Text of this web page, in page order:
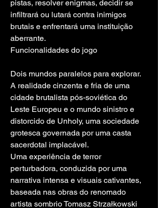
pistas, resolver enigmas, decidir se
infiltrará ou lutará contra inimigos
brutais e enfrentará uma instituição
aberrante.
Funcionalidades do jogo
Dois mundos paralelos para explorar.
A realidade cinzenta e fria de uma
cidade brutalista pós-soviética do
Leste Europeu e o mundo sinistro e
distorcido de Unholy, uma sociedade
grotesca governada por uma casta
sacerdotal implacável.
Uma experiência de terror
perturbadora, conduzida por uma
narrativa intensa e visuais cativantes,
baseada nas obras do renomado
artista sombrio Tomasz Strzałkowski